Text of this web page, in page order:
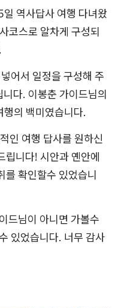
역사답사 여행 다녀왔
코스로 알차게 구성되
어서 일정을 구성해 주
다. 이봉춘 가이드님의
의 백미였습니다.
인 여행 답사를 원하신
립니다! 시안과 옌안에
를 확인할수 있었습니
드님이 아니면 가볼수
있었습니다. 너무 감사